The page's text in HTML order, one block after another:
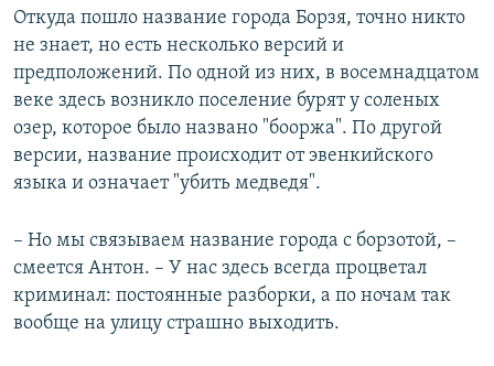
Откуда пошло название города Борзя, точно никто
не знает, но есть несколько версий и
предположений. По одной из них, в восемнадцатом
веке здесь возникло поселение бурят у соленых
озер, которое было названо "бооржа". По другой
версии, название происходит от эвенкийского
языка и означает "убить медведя".
– Но мы связываем название города с борзотой, –
смеется Антон. – У нас здесь всегда процветал
криминал: постоянные разборки, а по ночам так
вообще на улицу страшно выходить.